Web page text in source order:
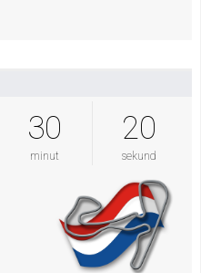
30
minut
19
sekund